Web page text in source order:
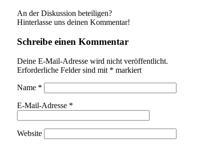
An der Diskussion beteiligen?
Hinterlasse uns deinen Kommentar!
Schreibe einen Kommentar
Deine E-Mail-Adresse wird nicht veröffentlicht.
Erforderliche Felder sind mit * markiert
Name *
E-Mail-Adresse *
Website